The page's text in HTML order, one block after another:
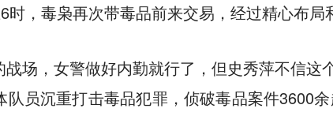
时，毒枭再次带毒品前来交易，经过精心布
场，女警做好内勤就行了，但史秀萍不信
员沉重打击毒品犯罪，侦破毒品案件3600